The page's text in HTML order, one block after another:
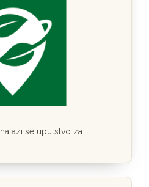
nalazi se uputstvo za